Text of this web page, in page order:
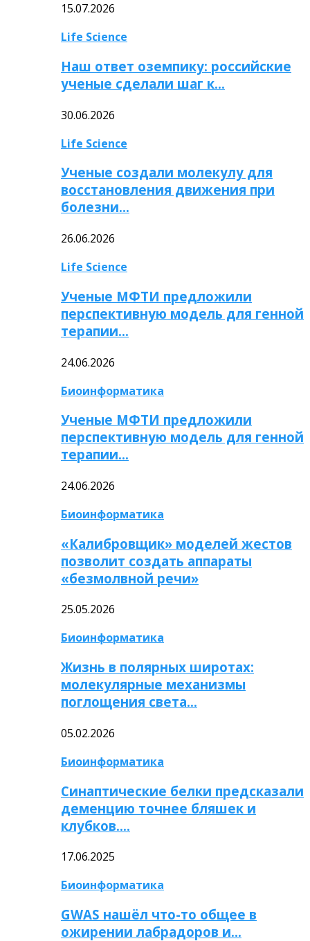
15.07.2026
Life Science
Наш ответ оземпику: российские
ученые сделали шаг к…
30.06.2026
Life Science
Ученые создали молекулу для
восстановления движения при
болезни…
26.06.2026
Life Science
Ученые МФТИ предложили
перспективную модель для генной
терапии…
24.06.2026
Биоинформатика
Ученые МФТИ предложили
перспективную модель для генной
терапии…
24.06.2026
Биоинформатика
«Калибровщик» моделей жестов
позволит создать аппараты
«безмолвной речи»
25.05.2026
Биоинформатика
Жизнь в полярных широтах:
молекулярные механизмы
поглощения света…
05.02.2026
Биоинформатика
Синаптические белки предсказали
деменцию точнее бляшек и
клубков….
17.06.2025
Биоинформатика
GWAS нашёл что-то общее в
ожирении лабрадоров и…